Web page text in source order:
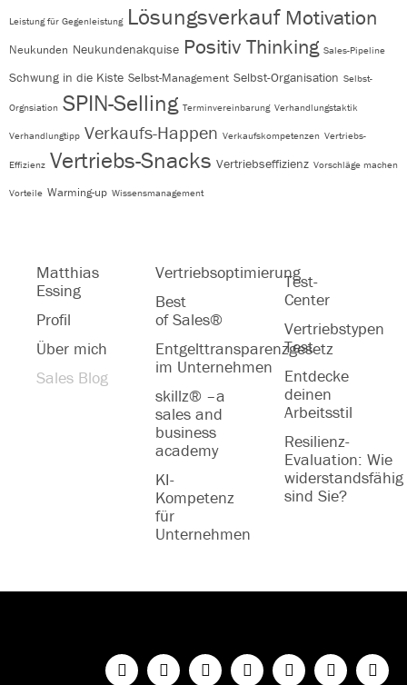
Leistung für Gegenleistung Lösungsverkauf Motivation
Neukunden Neukundenakquise Positiv Thinking Sales-Pipeline
Schwung in die Kiste Selbst-Management Selbst-Organisation Selbst-
Orgnsiation SPIN-Selling Terminvereinbarung Verhandlungstaktik
Verhandlungtipp Verkaufs-Happen Verkaufskompetenzen Vertriebs-
Effizienz Vertriebs-Snacks Vertriebseffizienz Vorschläge machen
Vorteile Warming-up Wissensmanagement
Matthias
Essing
Profil
Über mich
Sales Blog
Vertriebsoptimierung
Best
of Sales®
Entgelttransparenzgesetz
im Unternehmen
skillz® –a
sales and
business
academy
KI-
Kompetenz
für
Unternehmen
Test-
Center
Vertriebstypen
Test
Entdecke
deinen
Arbeitsstil
Resilienz-
Evaluation: Wie
widerstandsfähig
sind Sie?